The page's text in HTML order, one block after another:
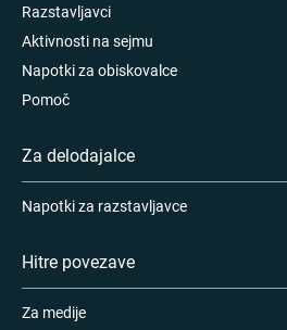
Razstavljavci
Aktivnosti na sejmu
Napotki za obiskovalce
Pomoč
Za delodajalce
Napotki za razstavljavce
Hitre povezave
Za medije